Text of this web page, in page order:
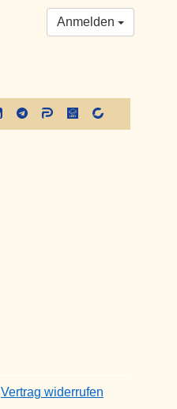
Anmelden
Vertrag widerrufen